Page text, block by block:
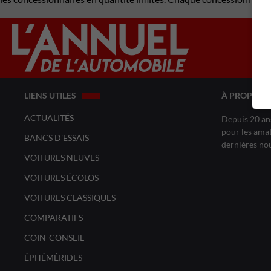
LIENS UTILES
ACTUALITÉS
BANCS D'ESSAIS
VOITURES NEUVES
VOITURES ÉCOLOS
VOITURES CLASSIQUES
COMPARATIFS
COIN-CONSEIL
ÉPHÉMÉRIDES
À PROPOS
Depuis 20
pour les
dernières